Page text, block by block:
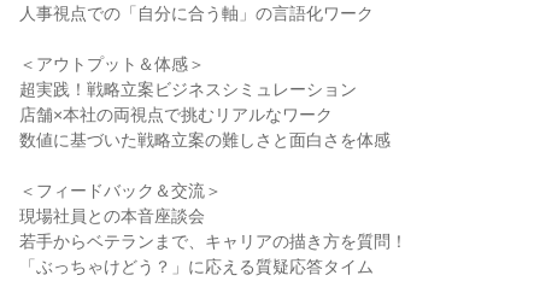
人事視点での「自分に合う軸」の言語化ワーク
＜アウトプット＆体感＞
超実践！戦略立案ビジネスシミュレーション
店舗×本社の両視点で挑むリアルなワーク
数値に基づいた戦略立案の難しさと面白さを体感
＜フィードバック＆交流＞
現場社員との本音座談会
若手からベテランまで、キャリアの描き方を質問！
「ぶっちゃけどう？」に応える質疑応答タイム